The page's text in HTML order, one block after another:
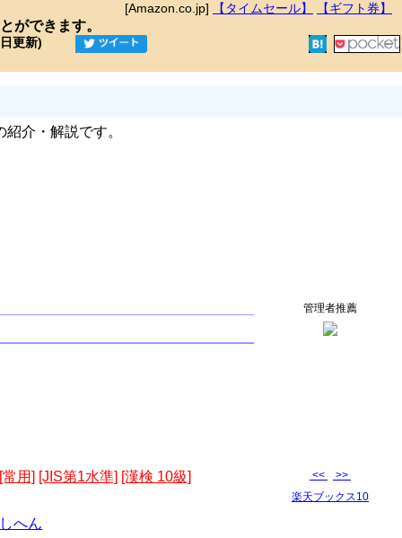
[Amazon.co.jp] 【タイムセール】 【ギフト券】
ができます。
更新)
介・解説です。
[常用] [JIS第1水準] [漢検 10級]
へん
管理者推薦
<<
>>
楽天ブックス10